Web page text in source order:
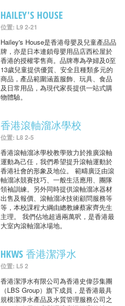
HAILEY'S HOUSE
位置: L9 2-21
Hailey's House是香港母嬰及兒童產品品
牌，亦是日本連鎖母嬰用品店西松屋於
香港的授權零售商。品牌專為孕婦及0至
13歲兒童提供優質、安全且種類多元的
商品，產品範圍涵蓋服飾、玩具、食品
及日常用品，為現代家長提供一站式購
物體驗。
香港滾軸溜冰學校
位置: L8 2-5
香港滾軸溜冰學校教學致力於推廣滾軸
運動為己任，我們希望提升滾軸運動於
香港社會的形象及地位。 範疇廣泛由滾
軸溜冰競賽技巧、一般生活應用、團隊
領袖訓練。另外同時提供滾軸溜冰器材
出售及報價、滾軸溜冰技術顧問服務等
等，本校課程大綱由總教練蔡家齊先生
主理。 我們佔地超過兩萬呎，是香港最
大室內滾軸溜冰場地。
HKWS 香港潔淨水
位置: L5 2
香港潔淨水有限公司為香港史偉莎集團
（LBS Group）旗下成員，是香港最具
規模潔淨水產品及水質管理服務公司之